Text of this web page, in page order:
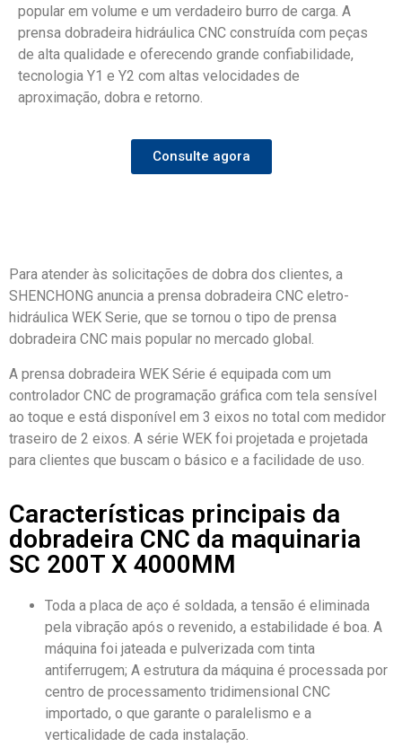
popular em volume e um verdadeiro burro de carga. A
prensa dobradeira hidráulica CNC construída com peças
de alta qualidade e oferecendo grande confiabilidade,
tecnologia Y1 e Y2 com altas velocidades de
aproximação, dobra e retorno.
Consulte agora
Para atender às solicitações de dobra dos clientes, a
SHENCHONG anuncia a prensa dobradeira CNC eletro-
hidráulica WEK Serie, que se tornou o tipo de prensa
dobradeira CNC mais popular no mercado global.
A prensa dobradeira WEK Série é equipada com um
controlador CNC de programação gráfica com tela sensível
ao toque e está disponível em 3 eixos no total com medidor
traseiro de 2 eixos. A série WEK foi projetada e projetada
para clientes que buscam o básico e a facilidade de uso.
Características principais da
dobradeira CNC da maquinaria
SC 200T X 4000MM
Toda a placa de aço é soldada, a tensão é eliminada
pela vibração após o revenido, a estabilidade é boa. A
máquina foi jateada e pulverizada com tinta
antiferrugem; A estrutura da máquina é processada por
centro de processamento tridimensional CNC
importado, o que garante o paralelismo e a
verticalidade de cada instalação.